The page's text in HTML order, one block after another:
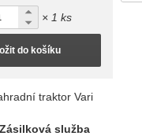
× 1 ks
do košíku
traktor Vari
Zásilková služba